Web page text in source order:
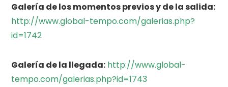
Galería de los momentos previos y de la salida:
http://www.global-tempo.com/galerias.php?
id=1742
Galería de la llegada: http://www.global-
tempo.com/galerias.php?id=1743